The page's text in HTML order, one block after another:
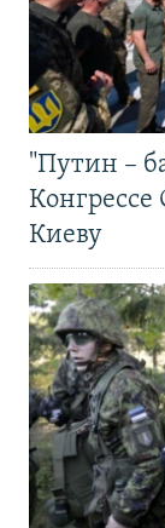
"Путин –
Киеву